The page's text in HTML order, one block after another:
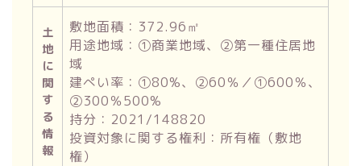
土
地
に
関
す
る
情
報
敷地面積：372.96㎡
用途地域：①商業地域、②第一種住居地
域
建ぺい率：①80%、➁60％／①600％、
➁300％500%
持分：2021/148820
投資対象に関する権利：所有権（敷地
権）